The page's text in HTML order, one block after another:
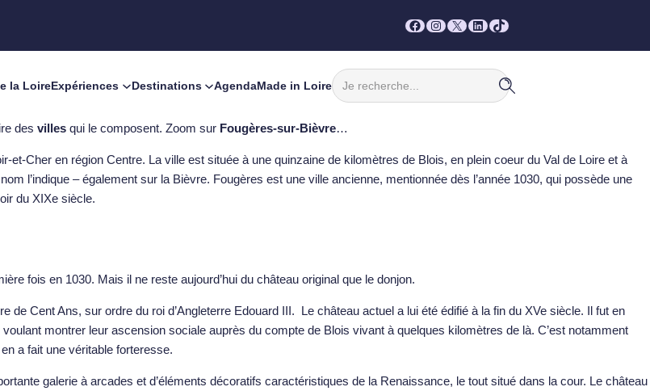
Facebook
Instagram
X LinkedIn
TikTok
la LoireExpériences Destinations AgendaMade in Loire
Rechercher
des villes qui le composent. Zoom sur Fougères-sur-Bièvre…
Cher en région Centre. La ville est située à une quinzaine de kilomètres de Blois, en plein coeur du Val de Loire et à
l’indique – également sur la Bièvre. Fougères est une ville ancienne, mentionnée dès l’année 1030, qui possède une
du XIXe siècle.
fois en 1030. Mais il ne reste aujourd’hui du château original que le donjon.
Cent Ans, sur ordre du roi d’Angleterre Edouard III. Le château actuel a lui été édifié à la fin du XVe siècle. Il fut en
montrer leur ascension sociale auprès du compte de Blois vivant à quelques kilomètres de là. C’est notamment
a fait une véritable forteresse.
galerie à arcades et d’éléments décoratifs caractéristiques de la Renaissance, le tout situé dans la cour. Le château